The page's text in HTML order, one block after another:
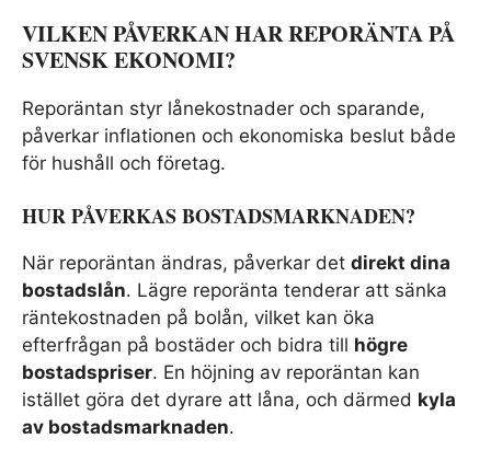
VILKEN PÅVERKAN HAR REPORÄNTA PÅ
SVENSK EKONOMI?
Reporäntan styr lånekostnader och sparande,
påverkar inflationen och ekonomiska beslut både
för hushåll och företag.
HUR PÅVERKAS BOSTADSMARKNADEN?
När reporäntan ändras, påverkar det direkt dina
bostadslån. Lägre reporänta tenderar att sänka
räntekostnaden på bolån, vilket kan öka
efterfrågan på bostäder och bidra till högre
bostadspriser. En höjning av reporäntan kan
istället göra det dyrare att låna, och därmed kyla
av bostadsmarknaden.